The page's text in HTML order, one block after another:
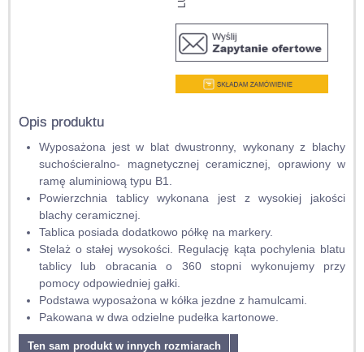
Opis produktu
Wyposażona jest w blat dwustronny, wykonany z blachy
suchościeralno- magnetycznej ceramicznej, oprawiony w
ramę aluminiową typu B1.
Powierzchnia tablicy wykonana jest z wysokiej jakości
blachy ceramicznej.
Tablica posiada dodatkowo półkę na markery.
Stelaż o stałej wysokości. Regulację kąta pochylenia blatu
tablicy lub obracania o 360 stopni wykonujemy przy
pomocy odpowiedniej gałki.
Podstawa wyposażona w kółka jezdne z hamulcami.
Pakowana w dwa odzielne pudełka kartonowe.
Ten sam produkt w innych rozmiarach